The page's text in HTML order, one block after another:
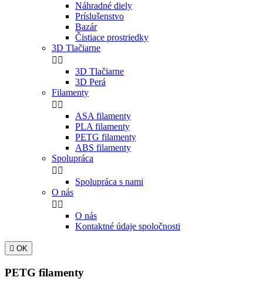
Náhradné diely
Príslušenstvo
Bazár
Čistiace prostriedky
3D Tlačiarne
 
3D Tlačiarne
3D Perá
Filamenty
 
ASA filamenty
PLA filamenty
PETG filamenty
ABS filamenty
Spolupráca
 
Spolupráca s nami
O nás
 
O nás
Kontaktné údaje spoločnosti
 OK
PETG filamenty